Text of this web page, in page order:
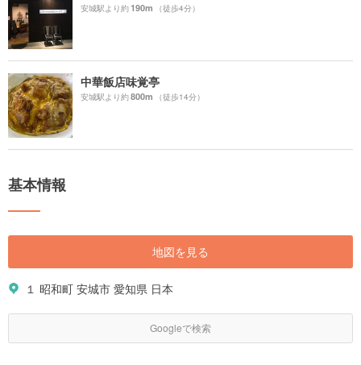
安城駅より約190m （徒歩4分）
中華飯店味覚亭
安城駅より約800m （徒歩14分）
基本情報
地図を見る
１ 昭和町 安城市 愛知県 日本
Googleで検索